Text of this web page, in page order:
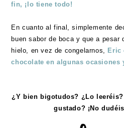
fin, ¡lo tiene todo!
En cuanto al final, simplemente
buen sabor de boca y que a pesar
hielo, en vez de congelarnos, Eric
chocolate en algunas ocasiones
¿Y bien bigotudos? ¿Lo
gustado? ¡No